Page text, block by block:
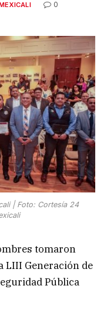
0
| Foto: Cortesía 24
tomaron
LIII Generación de
Pública